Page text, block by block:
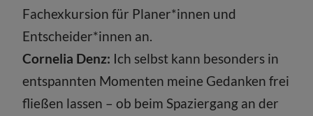
Fachexkursion für Planer*innen und
Entscheider*innen an.
Cornelia Denz: Ich selbst kann besonders in
entspannten Momenten meine Gedanken frei
fließen lassen – ob beim Spaziergang an der